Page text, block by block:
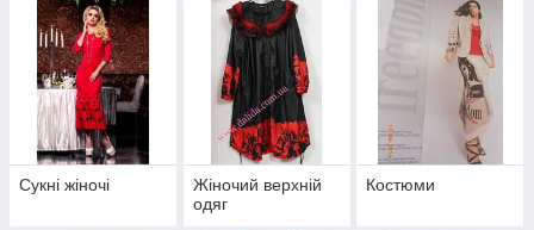
Сукні жіночі
Жіночий верхній
одяг
Костюми